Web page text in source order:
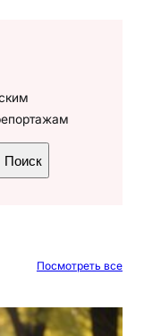
Поиск
Посмотреть все